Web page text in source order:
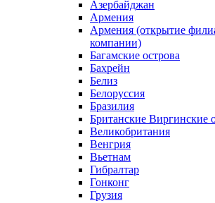
Азербайджан
Армения
Армения (открытие
компании)
Багамские острова
Бахрейн
Белиз
Белоруссия
Бразилия
Британские Виргинские
Великобритания
Венгрия
Вьетнам
Гибралтар
Гонконг
Грузия